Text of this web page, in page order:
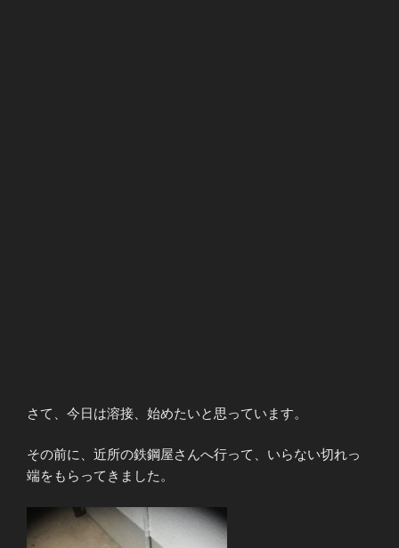
さて、今日は溶接、始めたいと思っています。
その前に、近所の鉄鋼屋さんへ行って、いらない切れっ
端をもらってきました。